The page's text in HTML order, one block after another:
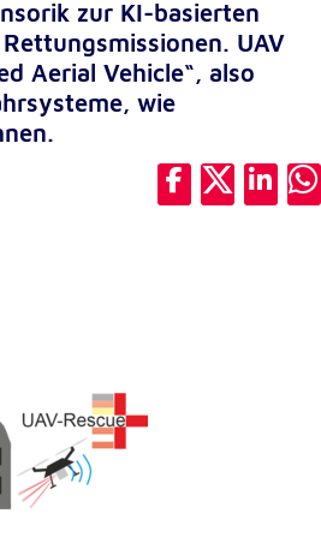
zur KI-basierten
UAV
Aerial Vehicle“, also
wie
Website nutzen.